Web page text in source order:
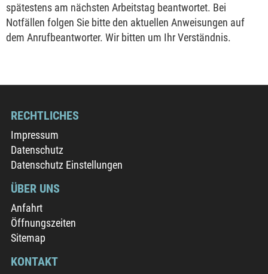
spätestens am nächsten Arbeitstag beantwortet. Bei
Notfällen folgen Sie bitte den aktuellen Anweisungen auf
dem Anrufbeantworter. Wir bitten um Ihr Verständnis.
RECHTLICHES
Impressum
Datenschutz
Datenschutz Einstellungen
ÜBER UNS
Anfahrt
Öffnungszeiten
Sitemap
KONTAKT